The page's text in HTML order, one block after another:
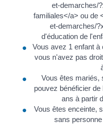
et-demarches/
familiales</a> ou de
et-demarches/
d'éducation de
Vous avez 1 enfant
vous n'avez pas
Vous êtes mariés,
pouvez bénéficier
ans à partir
Vous êtes enceinte,
sans